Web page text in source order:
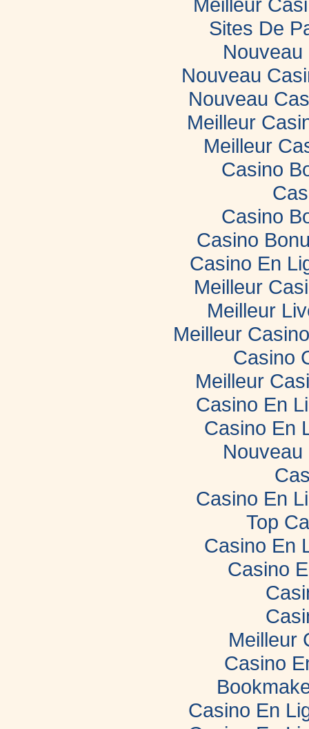
Sites De
Nouveau
Nouveau
Meilleur
Meilleur
Casino
Casino
Casino
Casino En
Meilleur
Meilleur
Meilleur
Casino
Meilleur
Casino En
Casino En
Casino En
Top
Casino En
Casino
Meilleur
Casino
Casino En